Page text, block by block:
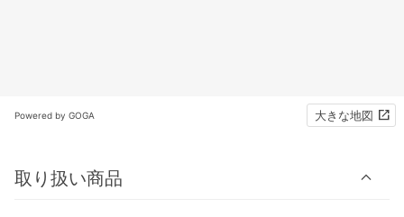
Powered by GOGA 大きな地図
取り扱い商品